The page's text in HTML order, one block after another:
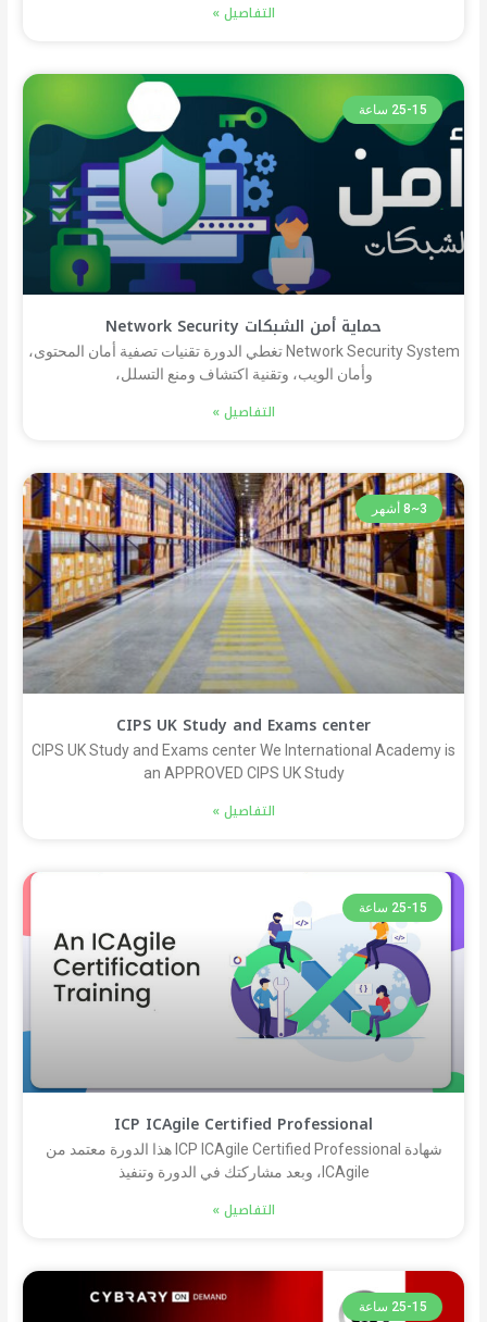
التفاصيل »
25-15 ساعة
حماية أمن الشبكات Network Security
Network Security System تغطي الدورة تقنيات تصفية أمان المحتوى،
وأمان الويب، وتقنية اكتشاف ومنع التسلل،
التفاصيل »
3~8 أشهر
CIPS UK Study and Exams center
CIPS UK Study and Exams center We International Academy is
an APPROVED CIPS UK Study
التفاصيل »
25-15 ساعة
ICP ICAgile Certified Professional
شهادة ICP ICAgile Certified Professional هذا الدورة معتمد من
ICAgile، وبعد مشاركتك في الدورة وتنفيذ
التفاصيل »
25-15 ساعة